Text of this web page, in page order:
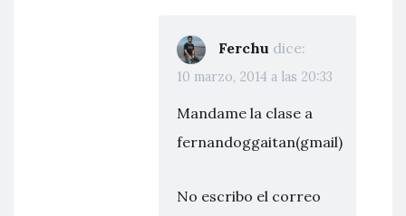
Ferchu dice:
10 marzo, 2014 a las 20:33
Mandame la clase a
fernandoggaitan(gmail)
No escribo el correo